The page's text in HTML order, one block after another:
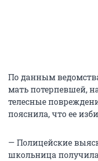
По данным
мать потерпевшей,
телесные
пояснила, что ее
— Полицейские
школьница получила